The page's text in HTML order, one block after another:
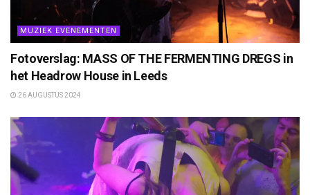
MUZIEK EVENEMENTEN
Fotoverslag: MASS OF THE FERMENTING DREGS in
het Headrow House in Leeds
26 AUGUSTUS 2024